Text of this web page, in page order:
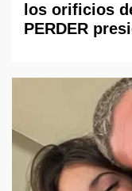
los orificios
PERDER